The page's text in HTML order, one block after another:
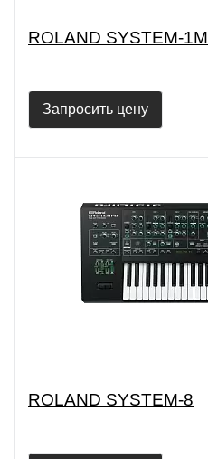
ROLAND SYSTEM-1M
Запросить цену
ROLAND SYSTEM-8